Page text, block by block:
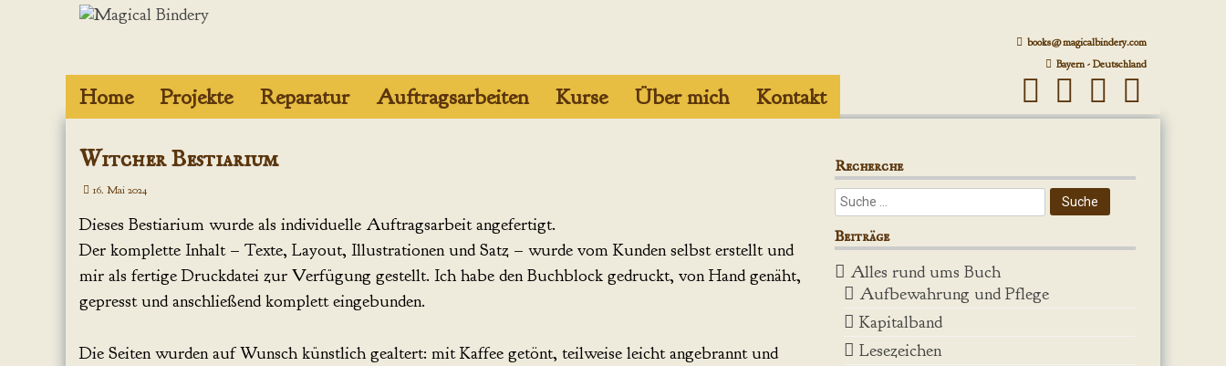
books@magicalbindery.com
Bayern - Deutschland
Home
Projekte
Epoxidharz
Polymere Clay
Journale und
Grimoires
Schachteln
Reparatur Auftragsarbeiten Kurse Über mich Kontakt
Witcher Bestiarium
16. Mai 2024
Dieses Bestiarium wurde als individuelle Auftragsarbeit angefertigt.
Der komplette Inhalt – Texte, Layout, Illustrationen und Satz – wurde vom Kunden selbst erstellt und
mir als fertige Druckdatei zur Verfügung gestellt. Ich habe den Buchblock gedruckt, von Hand genäht,
gepresst und anschließend komplett eingebunden.
Die Seiten wurden auf Wunsch künstlich gealtert: mit Kaffee getönt, teilweise leicht angebrannt und
Recherche
Beiträge
Alles rund ums Buch
Aufbewahrung und Pflege
Kapitalband
Lesezeichen